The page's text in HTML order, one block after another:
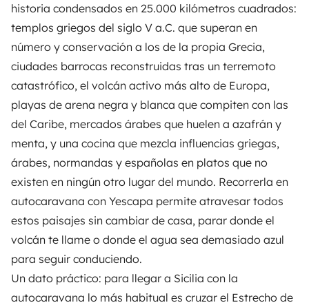
historia condensados en 25.000 kilómetros cuadrados:
templos griegos del siglo V a.C. que superan en
número y conservación a los de la propia Grecia,
ciudades barrocas reconstruidas tras un terremoto
catastrófico, el volcán activo más alto de Europa,
playas de arena negra y blanca que compiten con las
del Caribe, mercados árabes que huelen a azafrán y
menta, y una cocina que mezcla influencias griegas,
árabes, normandas y españolas en platos que no
existen en ningún otro lugar del mundo. Recorrerla en
autocaravana con Yescapa permite atravesar todos
estos paisajes sin cambiar de casa, parar donde el
volcán te llame o donde el agua sea demasiado azul
para seguir conduciendo.
Un dato práctico: para llegar a Sicilia con la
autocaravana lo más habitual es cruzar el Estrecho de